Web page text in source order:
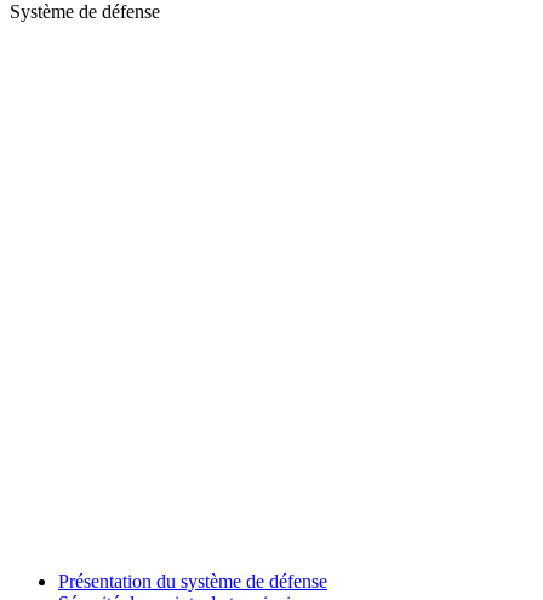
Système de défense
Présentation du système de défense